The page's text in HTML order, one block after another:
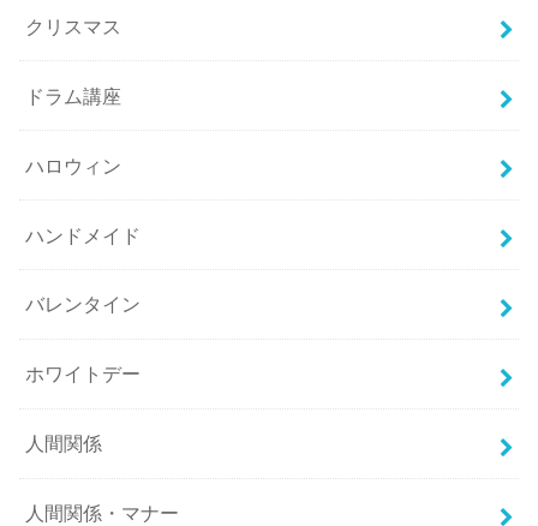
クリスマス
ドラム講座
ハロウィン
ハンドメイド
バレンタイン
ホワイトデー
人間関係
人間関係・マナー